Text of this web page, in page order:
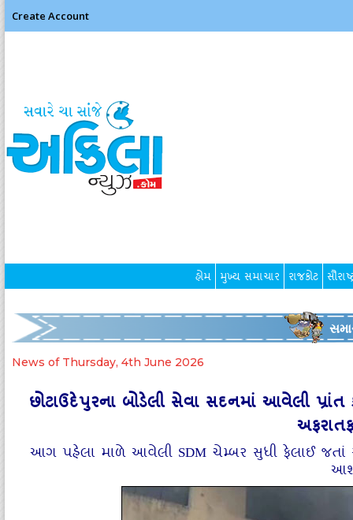
Create Account
હોમ મુખ્ય સમાચાર રાજકોટ
News of Thursday, 4th June 2026
છોટાઉદેપુરના બોડેલી સેવા સદનમાં આવેલી
આગ પહેલા માળે આવેલી SDM ચેમ્બર સુધી ફેલાઈ જતાં